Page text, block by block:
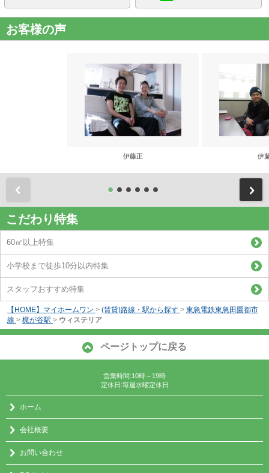
お客様の声
伊藤正 伊
こだわり特集
60㎡以上特集
小学校まで徒歩10分以内特集
スタッフおすすめ特集
【HOME】マイホームワン > (賃貸)路線・駅から探す > 東急電鉄東急田園都市
線 > 梶が谷駅 > ウィステリア
ページトップに戻る
営業時間:10時～19時
定休日:毎週水曜定休日
ホーム
会社概要
お問い合わせ